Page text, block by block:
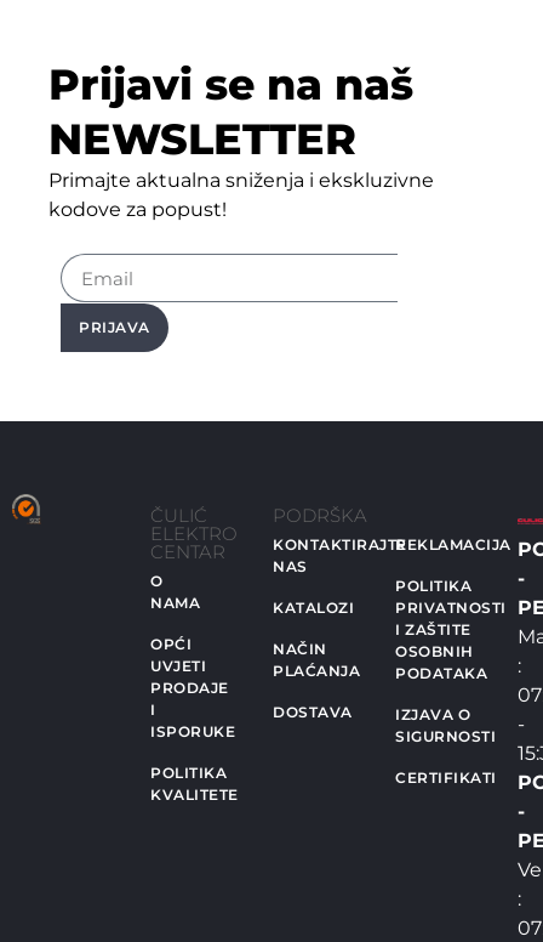
Prijavi se na naš
NEWSLETTER
Primajte aktualna sniženja i ekskluzivne
kodove za popust!
PRIJAVA
ČULIĆ
ELEKTRO
CENTAR
O
NAMA
OPĆI
UVJETI
PRODAJE
I
ISPORUKE
POLITIKA
KVALITETE
PODRŠKA
KONTAKTIRAJTE
NAS
KATALOZI
NAČIN
PLAĆANJA
DOSTAVA
REKLAMACIJA
POLITIKA
PRIVATNOSTI
I ZAŠTITE
OSOBNIH
PODATAKA
IZJAVA O
SIGURNOSTI
CERTIFIKATI
-
:
-
-
: